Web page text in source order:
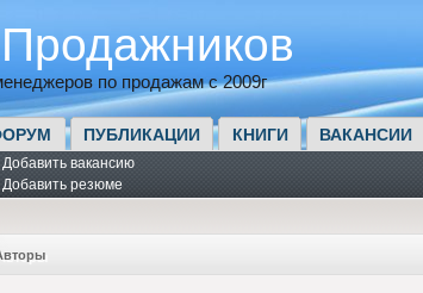
по продажам с 2009г
ПУБЛИКАЦИИ КНИГИ ВАКАНСИИ
Добавить вакансию
Добавить резюме